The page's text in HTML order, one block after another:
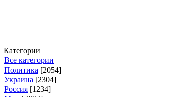
Категории
Все категории
Политика [2054]
Украина [2304]
Россия [1234]